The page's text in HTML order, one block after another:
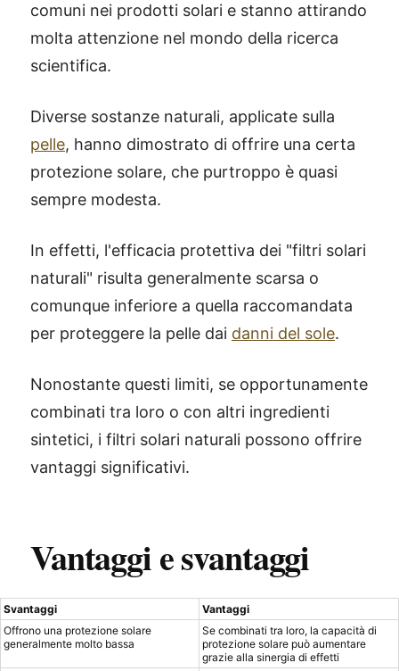
comuni nei prodotti solari e stanno attirando
molta attenzione nel mondo della ricerca
scientifica.
Diverse sostanze naturali, applicate sulla
pelle, hanno dimostrato di offrire una certa
protezione solare, che purtroppo è quasi
sempre modesta.
In effetti, l'efficacia protettiva dei "filtri solari
naturali" risulta generalmente scarsa o
comunque inferiore a quella raccomandata
per proteggere la pelle dai danni del sole.
Nonostante questi limiti, se opportunamente
combinati tra loro o con altri ingredienti
sintetici, i filtri solari naturali possono offrire
vantaggi significativi.
Vantaggi e svantaggi
Svantaggi
Vantaggi
Offrono una protezione solare
generalmente molto bassa
Se combinati tra loro, la capacità di
protezione solare può aumentare
grazie alla sinergia di effetti